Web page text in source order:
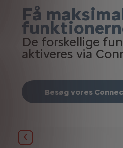
Få
De forskellige
aktiveres via
Besøg vores
Forrige